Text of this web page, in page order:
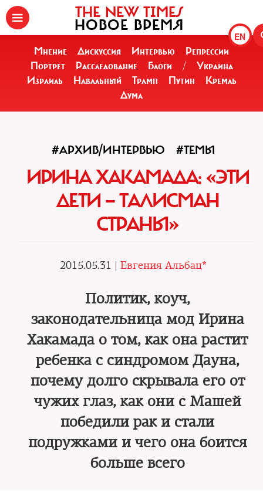
EN
THE NEW TIMES
НОВОЕ ВРЕМЯ
Мнение Дискуссия Интервью
Репрессии
Портрет
Расследование Блоги /
Украина
Израиль
Навальный Трамп Путин
Кремль
Дума
#АРХИВ/ИНТЕРВЬЮ #ТЕМЫ
ИРИНА ХАКАМАДА: «ЭТИ
ДЕТИ — ТАЛИСМАН
СТРАНЫ»
2015.05.31 | Евгения Альбац*
Политик, коуч,
законодательница мод Ирина
Хакамада о том, как она растит
ребенка с синдромом Дауна,
почему долго скрывала его от
чужих глаз, как они с Машей
победили рак и стали
подружками и чего она боится
больше всего